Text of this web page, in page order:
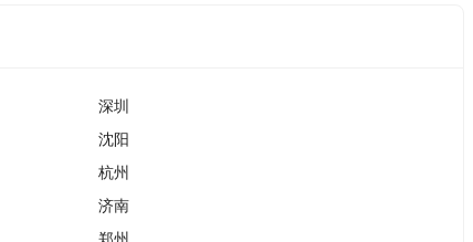
深圳
沈阳
杭州
济南
郑州